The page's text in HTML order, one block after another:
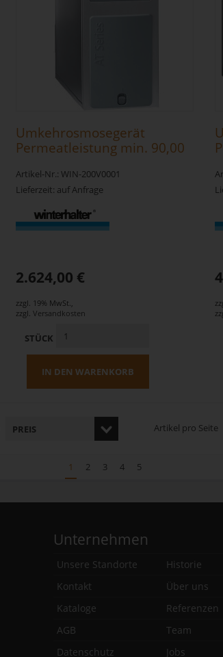
Umkehrosmosegerät
Permeatleistung min. 90,00
Artikel-Nr.: WIN-200V0001
Lieferzeit: auf Anfrage
2.624,00 €
zzgl. 19% MwSt.,
zzgl.Versandkosten
STÜCK
IN DEN WARENKORB
Artikel pro Seite
1 2 3 4 5
Unternehmen
Unsere Standorte
Historie
Kontakt
Über uns
Kataloge
Referenzen
AGB
Team
Datenschutz
Jobs